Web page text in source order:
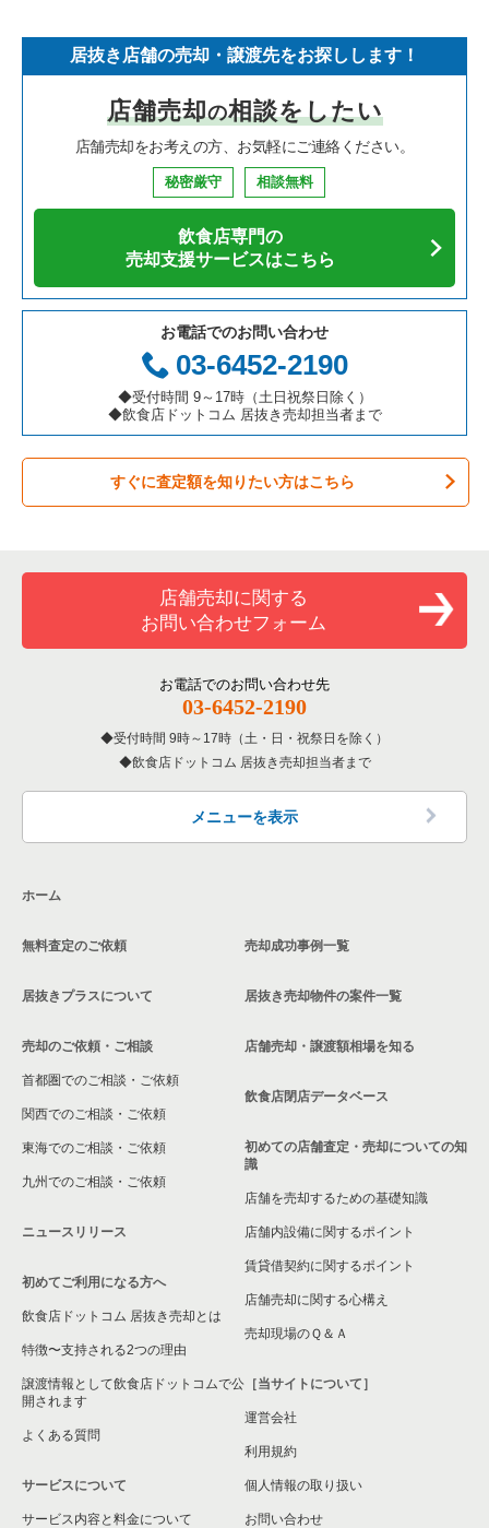
寿司の居抜き売却物件の案件一覧
焼肉の居抜き売却物件の案件一覧
鉄板焼き・お好み焼の居抜き売却物件の案件一覧
カフェの居抜き売却物件の案件一覧
テイクアウトの居抜き売却物件の案件一覧
お弁当・惣菜・デリの居抜き売却物件の案件一覧
カラオケ・パブ・スナックの居抜き売却物件の案件一覧
バーの居抜き売却物件の案件一覧
居酒屋・ダイニングバーの居抜き売却物件の案件一覧
洋食の居抜き売却物件の案件一覧
その他の居抜き売却物件の案件一覧
神奈川県の飲食店の居抜き売却物件の案件一覧
大阪府の飲食店の居抜き売却物件の案件一覧
兵庫県の飲食店の居抜き売却物件の案件一覧
愛知県の飲食店の居抜き売却物件の案件一覧
岐阜県の飲食店の居抜き売却物件の案件一覧
三重県の飲食店の居抜き売却物件の案件一覧
新宿区の飲食店の居抜き売却物件の案件一覧
葛飾区の飲食店の居抜き売却物件の案件一覧
中央区の飲食店の居抜き売却物件の案件一覧
千代田区の飲食店の居抜き売却物件の案件一覧
港区の飲食店の居抜き売却物件の案件一覧
足立区の飲食店の居抜き売却物件の案件一覧
板橋区の飲食店の居抜き売却物件の案件一覧
台東区の飲食店の居抜き売却物件の案件一覧
練馬区の飲食店の居抜き売却物件の案件一覧
北区の飲食店の居抜き売却物件の案件一覧
江戸川区の飲食店の居抜き売却物件の案件一覧
墨田区の飲食店の居抜き売却物件の案件一覧
品川区の飲食店の居抜き売却物件の案件一覧
中野区の飲食店の居抜き売却物件の案件一覧
東京23区のイタリア料理の居抜き売却物件の案件一覧
東京23区の中華の居抜き売却物件の案件一覧
東京23区のそば・うどんの居抜き売却物件の案件一覧
東京23区の焼肉の居抜き売却物件の案件一覧
東京23区の鉄板焼き・お好み焼の居抜き売却物件の案件一覧
東京23区のアジア料理の居抜き売却物件の案件一覧
東京23区のカフェの居抜き売却物件の案件一覧
東京23区のテイクアウトの居抜き売却物件の案件一覧
東京23区のお弁当・惣菜・デリの居抜き売却物件の案件一覧
東京23区のバーの居抜き売却物件の案件一覧
東京23区の居酒屋・ダイニングバーの居抜き売却物件の案件一
東京23区の専門料理の居抜き売却物件の案件一覧
東京23区の和食の居抜き売却物件の案件一覧
東京23区の洋食の居抜き売却物件の案件一覧
志村三丁目駅のアジア料理の居抜き売却物件の案件一覧
志村三丁目駅のカフェの居抜き売却物件の案件一覧
志村三丁目駅の居酒屋・ダイニングバーの居抜き売却物件の案
志村三丁目駅の和食の居抜き売却物件の案件一覧
居抜き店舗の売却・譲渡先をお探しします！
店舗売却の相談をしたい
店舗売却をお考えの方、お気軽にご連絡ください。
秘密厳守 相談無料
飲食店専門の
売却支援サービスはこちら
お電話でのお問い合わせ
03-6452-2190
◆受付時間 9～17時（土日祝祭日除く）
◆飲食店ドットコム 居抜き売却担当者まで
すぐに査定額を知りたい方はこちら
店舗売却に関する
お問い合わせフォーム
お電話でのお問い合わせ先
03-6452-2190
受付時間 9時～17時（土・日・祝祭日を除く）
飲食店ドットコム 居抜き売却担当者まで
メニューを表示
ホーム
無料査定のご依頼
居抜きプラスについて
売却のご依頼・ご相談
首都圏でのご相談・ご依頼
関西でのご相談・ご依頼
東海でのご相談・ご依頼
九州でのご相談・ご依頼
ニュースリリース
初めてご利用になる方へ
飲食店ドットコム 居抜き売却とは
特徴〜支持される2つの理由
譲渡情報として飲食店ドットコムで公
開されます
よくある質問
サービスについて
サービス内容と料金について
売却成功事例一覧
居抜き売却物件の案件一覧
店舗売却・譲渡額相場を知る
飲食店閉店データベース
初めての店舗査定・売却についての知
識
店舗を売却するための基礎知識
店舗内設備に関するポイント
賃貸借契約に関するポイント
店舗売却に関する心構え
売却現場のＱ＆Ａ
［当サイトについて］
運営会社
利用規約
個人情報の取り扱い
お問い合わせ